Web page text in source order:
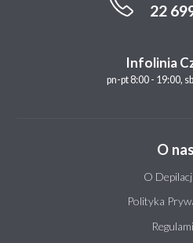
22
Infolinia
pn-pt 8:00 - 19:00,
O nas
O
Polityka